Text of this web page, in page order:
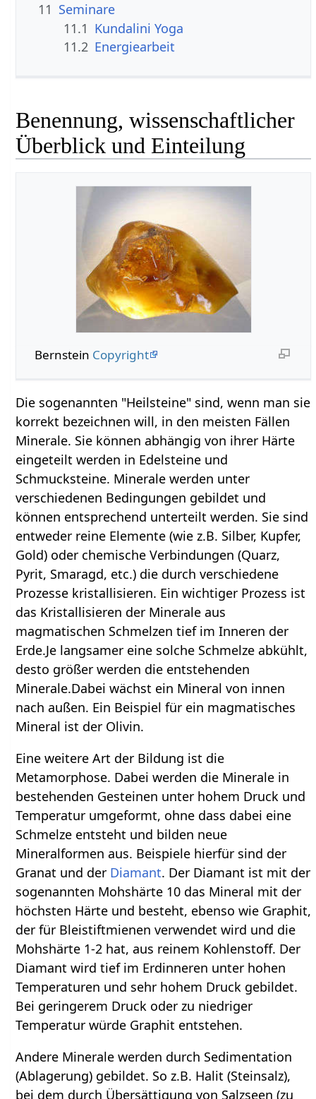
11 Seminare
11.1 Kundalini Yoga
11.2 Energiearbeit
Benennung, wissenschaftlicher
Überblick und Einteilung
Bernstein Copyright
Die sogenannten "Heilsteine" sind, wenn man sie
korrekt bezeichnen will, in den meisten Fällen
Minerale. Sie können abhängig von ihrer Härte
eingeteilt werden in Edelsteine und
Schmucksteine. Minerale werden unter
verschiedenen Bedingungen gebildet und
können entsprechend unterteilt werden. Sie sind
entweder reine Elemente (wie z.B. Silber, Kupfer,
Gold) oder chemische Verbindungen (Quarz,
Pyrit, Smaragd, etc.) die durch verschiedene
Prozesse kristallisieren. Ein wichtiger Prozess ist
das Kristallisieren der Minerale aus
magmatischen Schmelzen tief im Inneren der
Erde.Je langsamer eine solche Schmelze abkühlt,
desto größer werden die entstehenden
Minerale.Dabei wächst ein Mineral von innen
nach außen. Ein Beispiel für ein magmatisches
Mineral ist der Olivin.
Eine weitere Art der Bildung ist die
Metamorphose. Dabei werden die Minerale in
bestehenden Gesteinen unter hohem Druck und
Temperatur umgeformt, ohne dass dabei eine
Schmelze entsteht und bilden neue
Mineralformen aus. Beispiele hierfür sind der
Granat und der Diamant. Der Diamant ist mit der
sogenannten Mohshärte 10 das Mineral mit der
höchsten Härte und besteht, ebenso wie Graphit,
der für Bleistiftmienen verwendet wird und die
Mohshärte 1-2 hat, aus reinem Kohlenstoff. Der
Diamant wird tief im Erdinneren unter hohen
Temperaturen und sehr hohem Druck gebildet.
Bei geringerem Druck oder zu niedriger
Temperatur würde Graphit entstehen.
Andere Minerale werden durch Sedimentation
(Ablagerung) gebildet. So z.B. Halit (Steinsalz),
bei dem durch Übersättigung von Salzseen (zu